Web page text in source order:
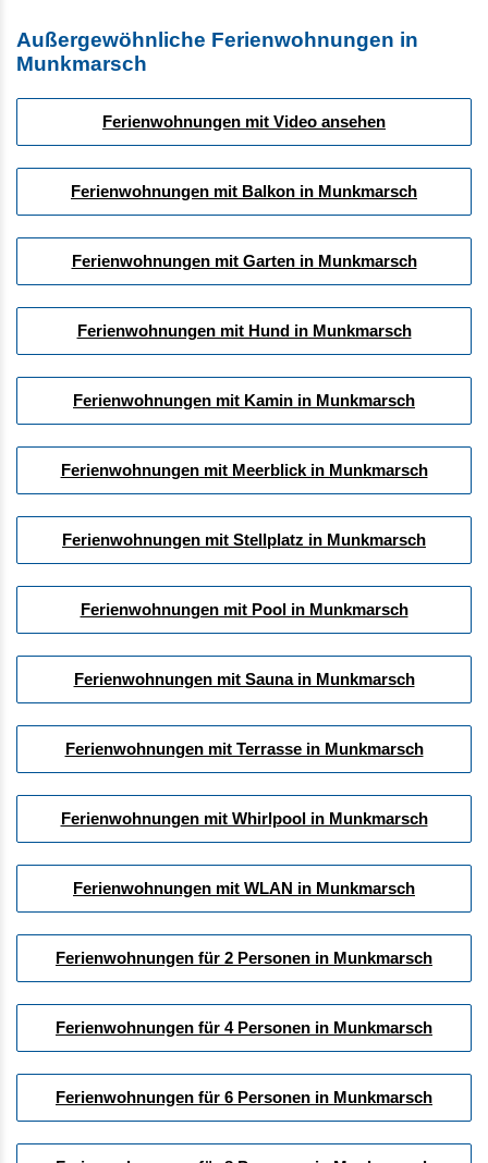
Außergewöhnliche Ferienwohnungen in
Munkmarsch
Ferienwohnungen mit Video ansehen
Ferienwohnungen mit Balkon in Munkmarsch
Ferienwohnungen mit Garten in Munkmarsch
Ferienwohnungen mit Hund in Munkmarsch
Ferienwohnungen mit Kamin in Munkmarsch
Ferienwohnungen mit Meerblick in Munkmarsch
Ferienwohnungen mit Stellplatz in Munkmarsch
Ferienwohnungen mit Pool in Munkmarsch
Ferienwohnungen mit Sauna in Munkmarsch
Ferienwohnungen mit Terrasse in Munkmarsch
Ferienwohnungen mit Whirlpool in Munkmarsch
Ferienwohnungen mit WLAN in Munkmarsch
Ferienwohnungen für 2 Personen in Munkmarsch
Ferienwohnungen für 4 Personen in Munkmarsch
Ferienwohnungen für 6 Personen in Munkmarsch